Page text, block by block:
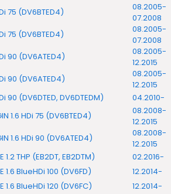
75 (DV6BTED4)
08.2005-
07.2008
75 (DV6BTED4)
08.2005-
07.2008
90 (DV6ATED4)
08.2005-
12.2015
90 (DV6ATED4)
08.2005-
12.2015
90 (DV6DTED, DV6DTEDM)
04.2010-
1.6 HDi 75 (DV6BTED4)
08.2008-
12.2015
1.6 HDi 90 (DV6ATED4)
08.2008-
12.2015
1.2 THP (EB2DT, EB2DTM)
02.2016-
1.6 BlueHDi 100 (DV6FD)
12.2014-
1.6 BlueHDi 120 (DV6FC)
12.2014-